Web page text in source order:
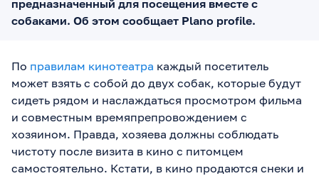
предназначенный для посещения вместе с
собаками. Об этом сообщает Plano profile.
По правилам кинотеатра каждый посетитель
может взять с собой до двух собак, которые будут
сидеть рядом и наслаждаться просмотром фильма
и совместным времяпрепровождением с
хозяином. Правда, хозяева должны соблюдать
чистоту после визита в кино с питомцем
самостоятельно. Кстати, в кино продаются снеки и